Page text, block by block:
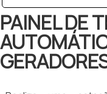
PAINEL DE